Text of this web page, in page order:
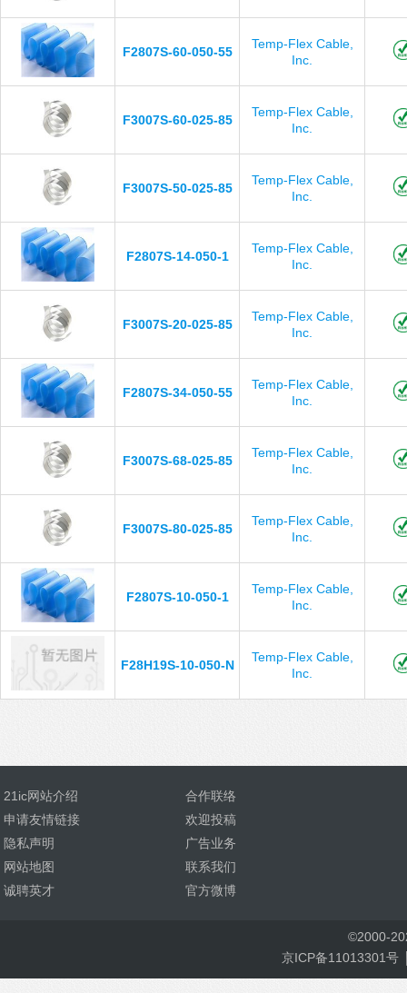
F2807S-60-050-55
Temp-Flex Cable,
Inc.
F3007S-60-025-85
Temp-Flex Cable,
Inc.
F3007S-50-025-85
Temp-Flex Cable,
Inc.
F2807S-14-050-1
Temp-Flex Cable,
Inc.
F3007S-20-025-85
Temp-Flex Cable,
Inc.
F2807S-34-050-55
Temp-Flex Cable,
Inc.
F3007S-68-025-85
Temp-Flex Cable,
Inc.
F3007S-80-025-85
Temp-Flex Cable,
Inc.
F2807S-10-050-1
Temp-Flex Cable,
Inc.
F28H19S-10-050-N
Temp-Flex Cable,
Inc.
21ic网站介绍
合作联络
申请友情链接
欢迎投稿
隐私声明
广告业务
网站地图
联系我们
诚聘英才
官方微博
©2000-
京ICP备11013301号